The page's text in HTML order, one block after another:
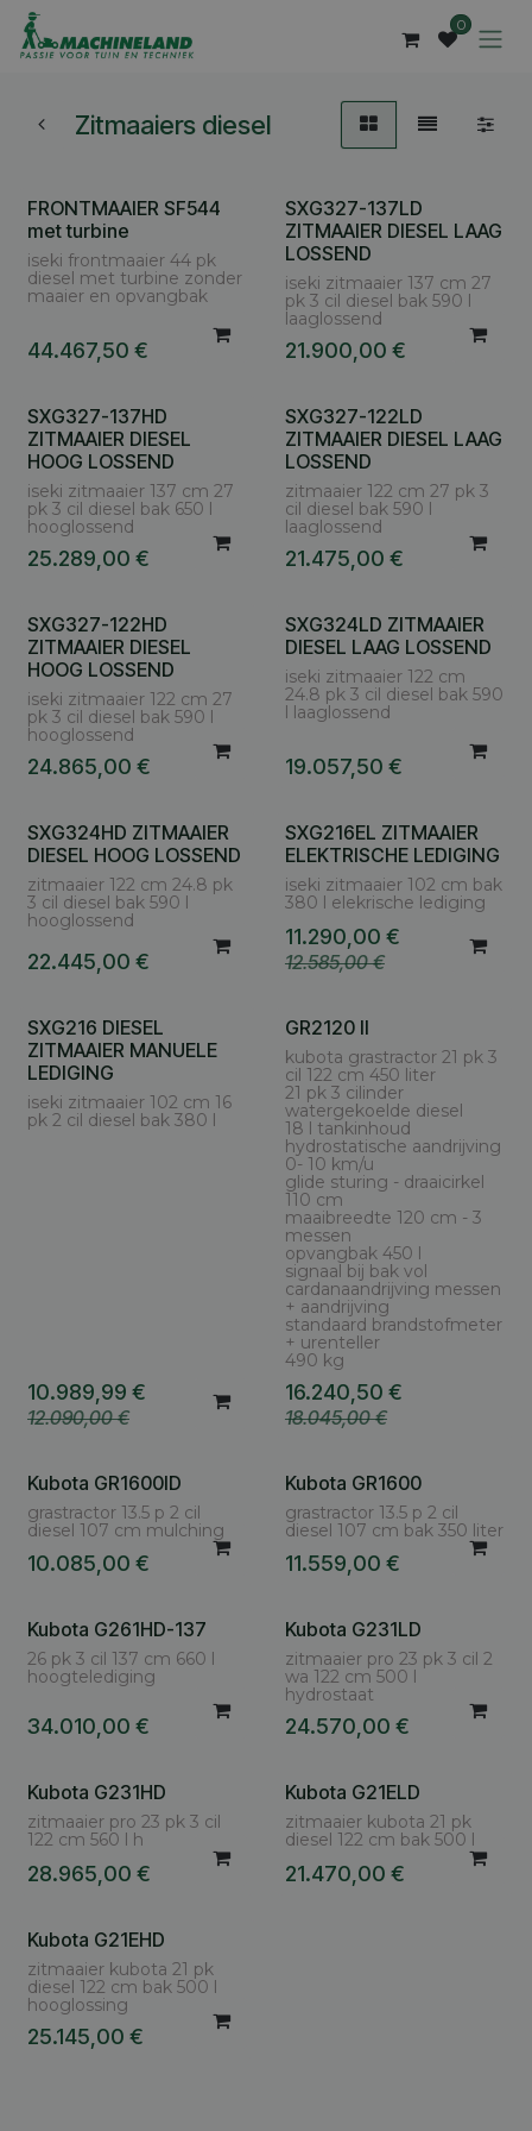
Overslaan naar inhoud
0
Zitmaaiers diesel
FRONTMAAIER SF544
met turbine
iseki frontmaaier 44 pk
diesel met turbine zonder
maaier en opvangbak
44.467,50 €
Vraag uw nettoprijs
SXG327-137LD
ZITMAAIER DIESEL LAAG
LOSSEND
iseki zitmaaier 137 cm 27
pk 3 cil diesel bak 590 l
laaglossend
21.900,00 €
Vraag uw nettoprijs
SXG327-137HD
ZITMAAIER DIESEL
HOOG LOSSEND
iseki zitmaaier 137 cm 27
pk 3 cil diesel bak 650 l
hooglossend
25.289,00 €
Vraag uw nettoprijs
SXG327-122LD
ZITMAAIER DIESEL LAAG
LOSSEND
zitmaaier 122 cm 27 pk 3
cil diesel bak 590 l
laaglossend
21.475,00 €
Vraag uw nettoprijs
SXG327-122HD
ZITMAAIER DIESEL
HOOG LOSSEND
iseki zitmaaier 122 cm 27
pk 3 cil diesel bak 590 l
hooglossend
24.865,00 €
Vraag uw nettoprijs
SXG324LD ZITMAAIER
DIESEL LAAG LOSSEND
iseki zitmaaier 122 cm
24.8 pk 3 cil diesel bak 590
l laaglossend
19.057,50 €
Vraag uw nettoprijs
SXG324HD ZITMAAIER
DIESEL HOOG LOSSEND
zitmaaier 122 cm 24.8 pk
3 cil diesel bak 590 l
hooglossend
22.445,00 €
SXG216EL ZITMAAIER
ELEKTRISCHE LEDIGING
iseki zitmaaier 102 cm bak
380 l elekrische lediging
11.290,00 €
12.585,00€
SXG216 DIESEL
ZITMAAIER MANUELE
LEDIGING
iseki zitmaaier 102 cm 16
pk 2 cil diesel bak 380 l
10.989,99 €
12.090,00€
GR2120 II
kubota grastractor 21 pk 3
cil 122 cm 450 liter
21 pk 3 cilinder
watergekoelde diesel
18 l tankinhoud
hydrostatische aandrijving
0- 10 km/u
glide sturing - draaicirkel
110 cm
maaibreedte 120 cm - 3
messen
opvangbak 450 l
signaal bij bak vol
cardanaandrijving messen
+ aandrijving
standaard brandstofmeter
+ urenteller
490 kg
16.240,50 €
18.045,00€
Kubota GR1600ID
grastractor 13.5 p 2 cil
diesel 107 cm mulching
10.085,00 €
Kubota GR1600
grastractor 13.5 p 2 cil
diesel 107 cm bak 350 liter
11.559,00 €
Vraag uw nettoprijs
Kubota G261HD-137
26 pk 3 cil 137 cm 660 l
hoogtelediging
34.010,00 €
Vraag uw nettoprijs
Kubota G231LD
zitmaaier pro 23 pk 3 cil 2
wa 122 cm 500 l
hydrostaat
24.570,00 €
Vraag uw nettoprijs
Kubota G231HD
zitmaaier pro 23 pk 3 cil
122 cm 560 l h
28.965,00 €
Vraag uw nettoprijs
Kubota G21ELD
zitmaaier kubota 21 pk
diesel 122 cm bak 500 l
21.470,00 €
Vraag uw nettoprijs
Kubota G21EHD
zitmaaier kubota 21 pk
diesel 122 cm bak 500 l
hooglossing
25.145,00 €